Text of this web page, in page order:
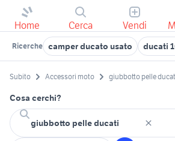
Home Cerca Vendi
Ricerche camper ducato usato ducati
Subito Accessori moto giubbotto pelle
Cosa cerchi?